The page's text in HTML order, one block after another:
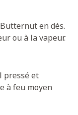
en dés.
ou à la vapeur.
pressé et
à feu moyen